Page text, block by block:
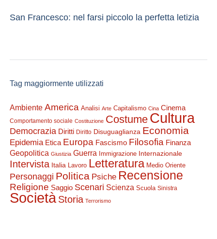
San Francesco: nel farsi piccolo la perfetta letizia
Tag maggiormente utilizzati
Ambiente America Analisi Arte Capitalismo Cina Cinema
Comportamento sociale Costituzione Costume Cultura
Democrazia Diritti Diritto Disuguaglianza Economia
Epidemia Etica Europa Fascismo Filosofia Finanza
Geopolitica Giustizia Guerra Immigrazione Internazionale
Intervista Italia Lavoro Letteratura Medio Oriente
Personaggi Politica Psiche Recensione
Religione Saggio Scenari Scienza Scuola Sinistra
Società Storia Terrorismo